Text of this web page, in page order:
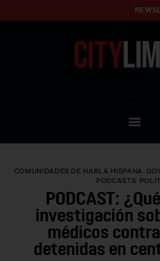
Our Standards
Reprint Policy
Contact Us
COMUNIDADES DE HABLA HISPANA
PODCASTS
PODCAST:
investigación
médicos
detenidas en